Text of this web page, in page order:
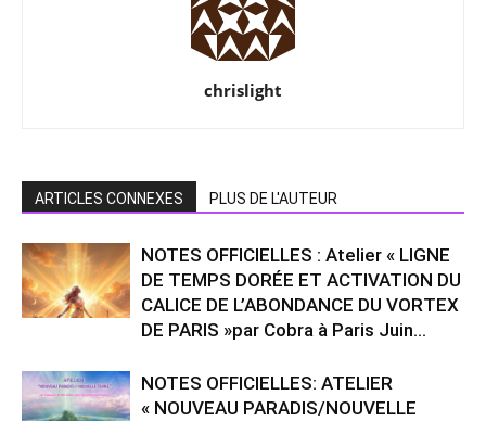
chrislight
ARTICLES CONNEXES PLUS DE L'AUTEUR
NOTES OFFICIELLES : Atelier « LIGNE
DE TEMPS DORÉE ET ACTIVATION DU
CALICE DE L’ABONDANCE DU VORTEX
DE PARIS »par Cobra à Paris Juin...
NOTES OFFICIELLES: ATELIER
« NOUVEAU PARADIS/NOUVELLE